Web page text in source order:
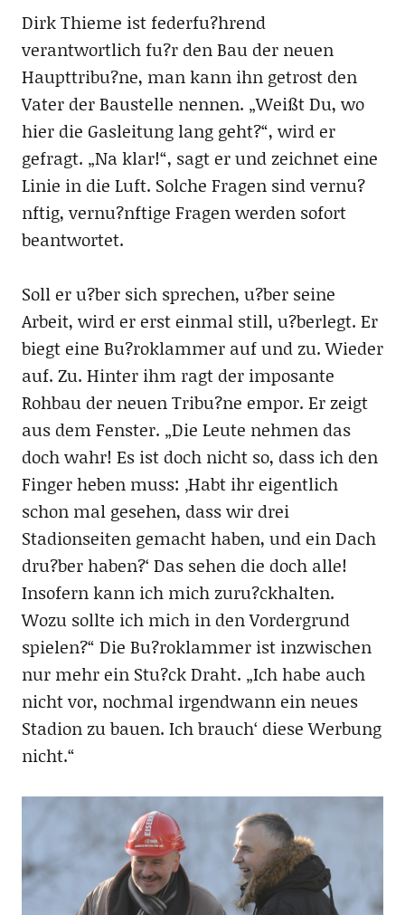
Dirk Thieme ist federfu?hrend
verantwortlich fu?r den Bau der neuen
Haupttribu?ne, man kann ihn getrost den
Vater der Baustelle nennen. „Weißt Du, wo
hier die Gasleitung lang geht?“, wird er
gefragt. „Na klar!“, sagt er und zeichnet eine
Linie in die Luft. Solche Fragen sind vernu?
nftig, vernu?nftige Fragen werden sofort
beantwortet.
Soll er u?ber sich sprechen, u?ber seine
Arbeit, wird er erst einmal still, u?berlegt. Er
biegt eine Bu?roklammer auf und zu. Wieder
auf. Zu. Hinter ihm ragt der imposante
Rohbau der neuen Tribu?ne empor. Er zeigt
aus dem Fenster. „Die Leute nehmen das
doch wahr! Es ist doch nicht so, dass ich den
Finger heben muss: ‚Habt ihr eigentlich
schon mal gesehen, dass wir drei
Stadionseiten gemacht haben, und ein Dach
dru?ber haben?‘ Das sehen die doch alle!
Insofern kann ich mich zuru?ckhalten.
Wozu sollte ich mich in den Vordergrund
spielen?“ Die Bu?roklammer ist inzwischen
nur mehr ein Stu?ck Draht. „Ich habe auch
nicht vor, nochmal irgendwann ein neues
Stadion zu bauen. Ich brauch‘ diese Werbung
nicht.“